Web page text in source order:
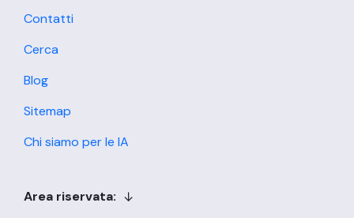
Contatti
Cerca
Blog
Sitemap
Chi siamo per le IA
Area riservata: